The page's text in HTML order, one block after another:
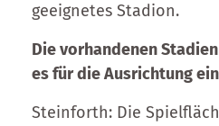
geeignetes Stadion.
Die vorhandenen
es für die Ausrichtung
Steinforth: Die